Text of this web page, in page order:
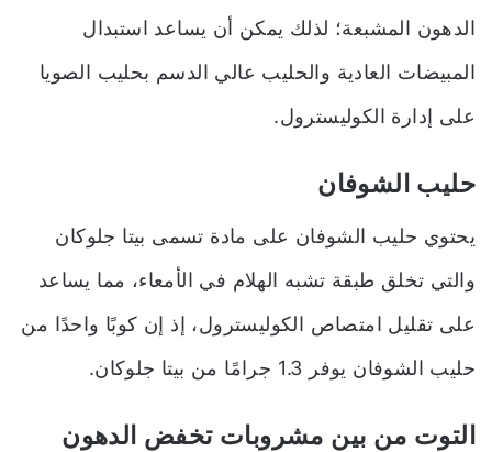
الدهون المشبعة؛ لذلك يمكن أن يساعد استبدال
المبيضات العادية والحليب عالي الدسم بحليب الصويا
على إدارة الكوليسترول.
حليب الشوفان
يحتوي حليب الشوفان على مادة تسمى بيتا جلوكان
والتي تخلق طبقة تشبه الهلام في الأمعاء، مما يساعد
على تقليل امتصاص الكوليسترول، إذ إن كوبًا واحدًا من
حليب الشوفان يوفر 1.3 جرامًا من بيتا جلوكان.
التوت من بين مشروبات تخفض الدهون